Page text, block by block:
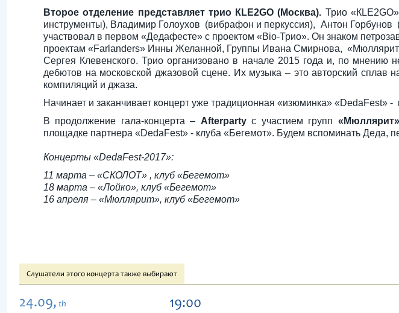
Второе отделение представляет трио КLЕ2GО (Москва). Трио
инструменты), Владимир Голоухов (вибрафон и перкуссия), Антон Горбунов
участвовал в первом «Дедафесте» с проектом «Bio-Трио». Он знаком
проектам «Farlanders» Инны Желанной, Группы Ивана Смирнова,
Сергея Клевенского. Трио организовано в начале 2015 года и, по мнению
дебютов на московской джазовой сцене. Их музыка – это авторский сплав
компиляций и джаза.
Начинает и заканчивает концерт уже традиционная «изюминка» «DedaFest» -
В продолжение гала-концерта – Afterpartyс участием групп
площадке партнера «DedaFest» - клуба «Бегемот». Будем вспоминать Деда,
Концерты «DedaFest-2017»:
11 марта – «СКОЛОТ» , клуб «Бегемот»
18 марта – «Лойко», клуб «Бегемот»
16 апреля – «Мюллярит», клуб «Бегемот»
Слушатели этого концерта также выбирают
24.09, th 19:00